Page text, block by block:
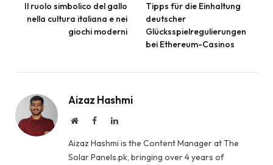
Il ruolo simbolico del gallo
nella cultura italiana e nei
giochi moderni
Tipps für die Einhaltung
deutscher
Glücksspielregulierungen
bei Ethereum-Casinos
Aizaz Hashmi
WebsiteFacebookLinkedIn
Aizaz Hashmi is the Content Manager at The
Solar Panels.pk, bringing over 4 years of